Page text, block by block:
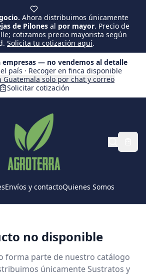
Ahora distribuimos únicamente
de Pilonesal por mayor. Precio de
cotizamos precio mayorista según
Solicita tu cotización aquí.
empresas — no vendemos al detalle
país · Recoger en finca disponible
Guatemala solo por chat y correo
Solicitar cotización
Envíos y contactoQuienes Somos
no disponible
forma parte de nuestro catálogo
únicamente Sustratos y